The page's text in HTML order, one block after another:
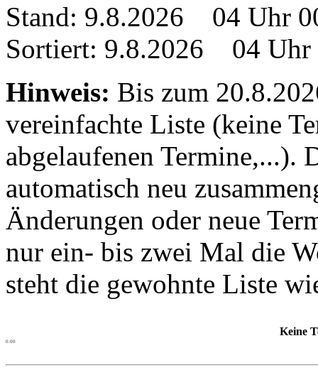
Stand: 9.8.2026 04 Uhr
Sortiert: 9.8.2026 04 Uhr
Hinweis: Bis zum
vereinfachte Liste (keine
abgelaufenen
automatisch neu
Änderungen oder neue
nur ein- bis zwei Mal die
steht die gewohnte Liste
Keine
0.00